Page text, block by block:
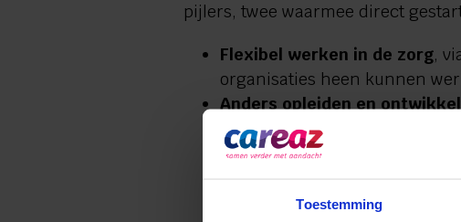
Toestemming
pijlers, twee waarmee direct
Flexibel werken in de zorg,
organisaties heen kunnen
Anders opleiden en
laagdrempelige en modulaire
Informele zorg en